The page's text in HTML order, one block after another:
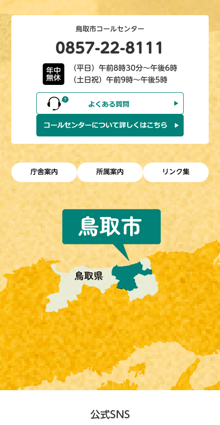
鳥取市コールセンター
0857-22-8111
年中
無休
（平日）午前8時30分～午後6時
（土日祝）午前9時～午後5時
庁舎案内 所属案内 リンク集
公式SNS